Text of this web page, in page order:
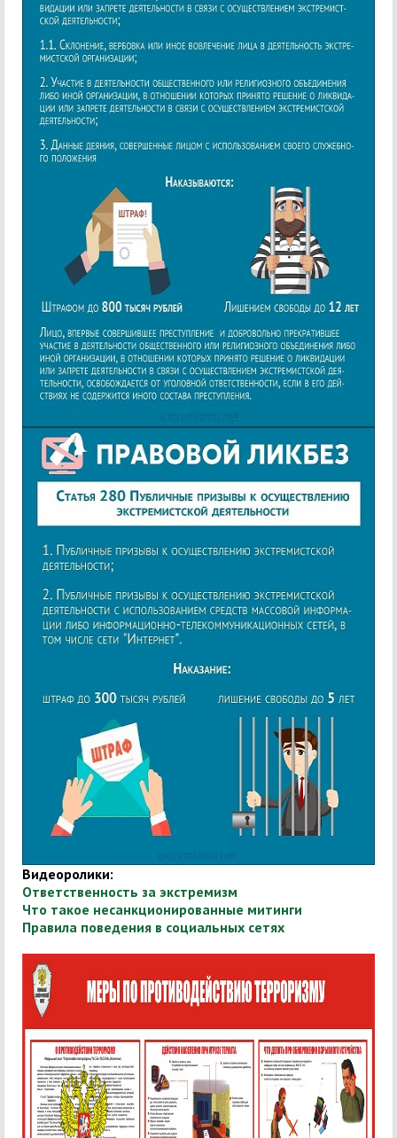
Видеоролики:
Ответственность за экстремизм
Что такое несанкционированные митинги
Правила поведения в социальных сетях